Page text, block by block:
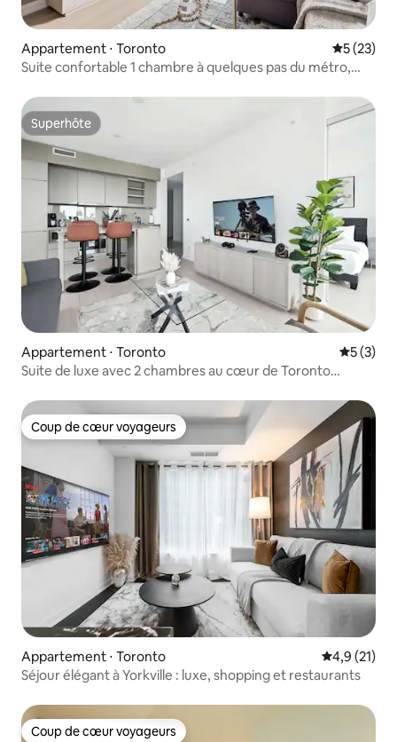
Appartement ⋅ Toronto
5 (23)
Suite confortable 1 chambre à quelques pas du métro,
Superhôte
Superhôte
Appartement ⋅ Toronto
5 (3)
Suite de luxe avec 2 chambres au cœur de Toronto
Coup de cœur voyageurs
Coup de cœur voyageurs
Appartement ⋅ Toronto Évaluation
4,9 (21)
Séjour élégant à Yorkville : luxe, shopping et restaurants
Coup de cœur voyageurs
Coup de cœur voyageurs